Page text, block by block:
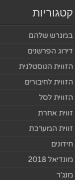
קטגוריות
במגרש שלהם
דירוג הפרשנים
הזווית הנוסטלגית
הזווית לחיבורים
הזווית לסל
זווית אחרת
זווית המערכת
חידונים
מונדיאל 2018
מנג'ר